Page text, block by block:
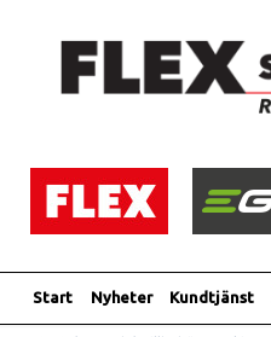
Start Nyheter Kundtjänst